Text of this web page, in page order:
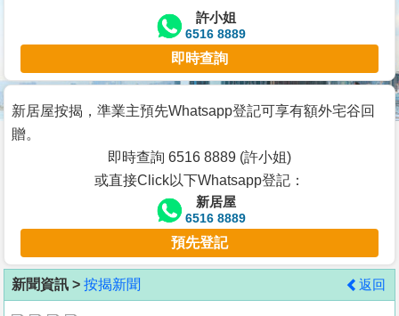
宅
谷
按
客
地
許小姐
6516 8889
即時查詢
新居屋按揭，準業主預先Whatsapp登記可享有額外宅谷回
贈。
即時查詢 6516 8889 (許小姐)
或直接Click以下Whatsapp登記：
新居屋
6516 8889
預先登記
新聞資訊 > 按揭新聞 返回